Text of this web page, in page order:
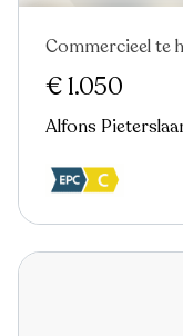
Commercieel te
€ 1.050
Alfons